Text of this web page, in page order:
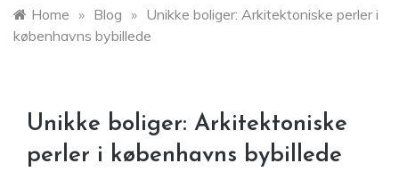
Home » Blog » Unikke boliger: Arkitektoniske perler i
københavns bybillede
Unikke boliger: Arkitektoniske
perler i københavns bybillede